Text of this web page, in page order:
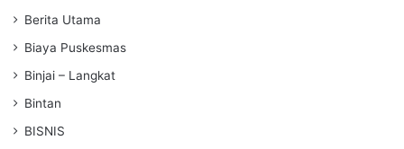
Berita Utama
Biaya Puskesmas
Binjai – Langkat
Bintan
BISNIS